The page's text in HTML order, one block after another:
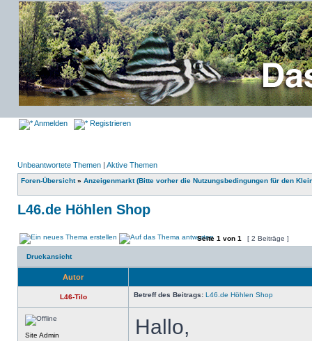
Anmelden Registrieren
Unbeantwortete Themen | Aktive Themen
Foren-Übersicht» Anzeigenmarkt (Bitte vorher die Nutzungsbedingungen für den
L46.de Höhlen Shop
Seite 1 von 1 [ 2 Beiträge ]
Druckansicht
Autor
L46-Tilo Betreff des Beitrags: L46.de Höhlen Shop
Site Admin
Hallo,